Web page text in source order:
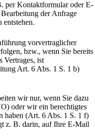
per Kontaktformular oder E-
der Anfrage
entstehen.
vorvertraglicher
bzw., wenn Sie bereits
Vertrages, ist
Art. 6 Abs. 1 S. 1 b)
wir nur, wenn Sie dazu
oder wir ein berechtigtes
haben (Art. 6 Abs. 1 S. 1 f)
z. B. darin, auf Ihre E-Mail